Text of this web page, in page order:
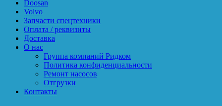
Doosan
Volvo
Запчасти спецтехники
Оплата / реквизиты
Доставка
О нас
Группа компаний Ридком
Политика конфиденциальности
Ремонт насосов
Отгрузки
Контакты